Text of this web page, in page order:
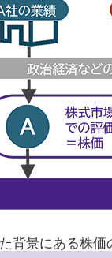
背景にある株